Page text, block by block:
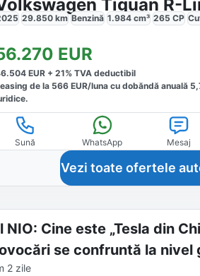
29.850 km Benzină 1.984 cm³ 265 CP
EUR
EUR +21% TVA deductibil
de la 566 EUR/luna cu dobăndă anuală
Sună WhatsApp Mesaj
Vezi toate ofertele
NIO: Cine este „Tesla din
se confruntă la nivel
2 zile